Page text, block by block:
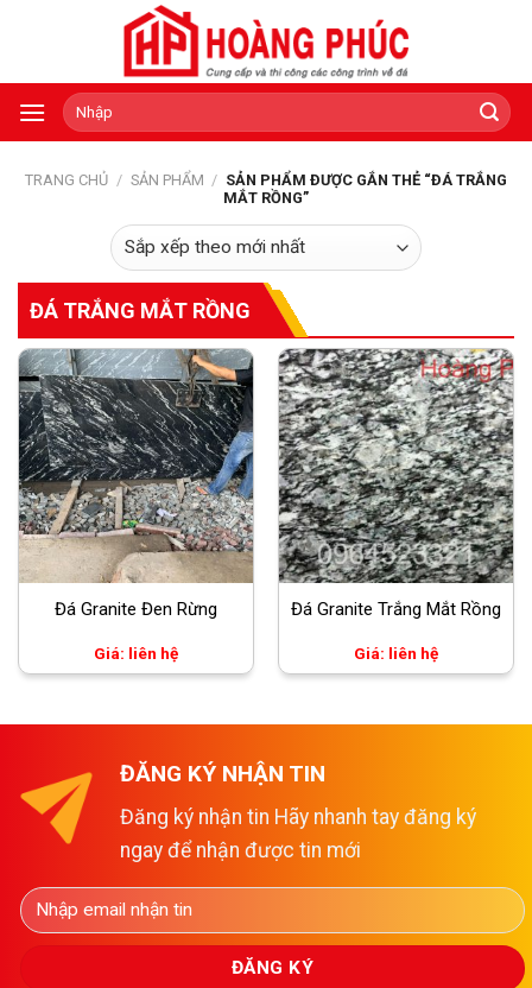
Tìm
kiếm:
TRANG CHỦ / SẢN PHẨM / SẢN PHẨM ĐƯỢC GẮN THẺ “ĐÁ TRẮNG
MẮT RỒNG”
ĐÁ TRẮNG MẮT RỒNG
Đá Granite Đen Rừng
Giá: liên hệ
Đá Granite Trắng Mắt Rồng
Giá: liên hệ
ĐĂNG KÝ NHẬN TIN
Đăng ký nhận tin Hãy nhanh tay đăng ký
ngay để nhận được tin mới